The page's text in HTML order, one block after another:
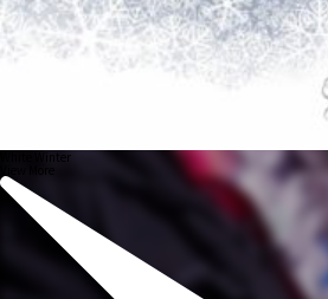
White Winter